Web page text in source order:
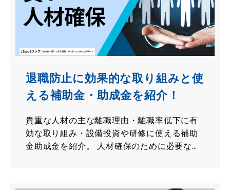
退職防止に効果的な取り組みと使
える補助金・助成金を紹介！
貴重な人材の主な離職理由・離職率低下に有
効な取り組み・設備投資や研修に使える補助
金助成金を紹介。 人材確保のために必要な工